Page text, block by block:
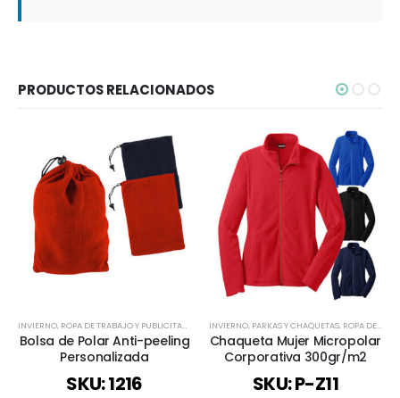
PRODUCTOS RELACIONADOS
INVIERNO, ROPA DE TRABAJO Y PUBLICITARIO TODOS
Bolsa de Polar Anti-peeling
Personalizada
SKU: 1216
INVIERNO, PARKAS Y CHAQUETAS, ROPA DE TRABAJO Y PUBLICITARIO
Chaqueta Mujer Micropolar
Corporativa 300gr/m2
SKU: P-Z11